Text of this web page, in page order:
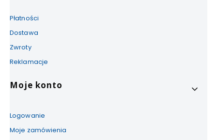
Płatności
Dostawa
Zwroty
Reklamacje
Moje konto
Logowanie
Moje zamówienia